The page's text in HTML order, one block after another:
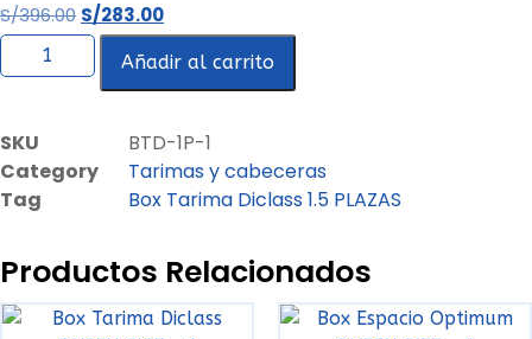
S/396.00 S/283.00
Añadir al carrito
SKU
BTD-1P-1
Category
Tarimas y cabeceras
Tag
Box Tarima Diclass 1.5 PLAZAS
Productos Relacionados